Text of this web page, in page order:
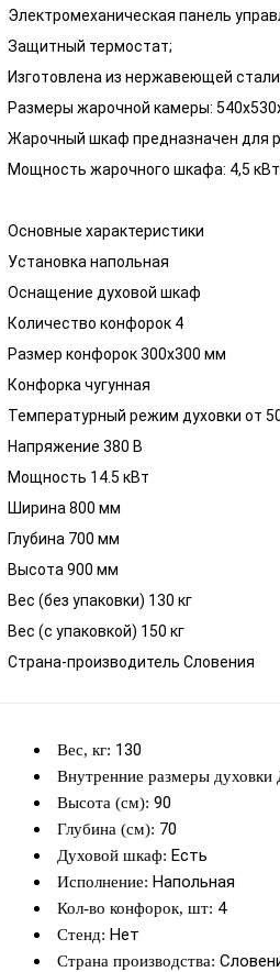
Электромеханическая панель
Защитный термостат;
Изготовлена из нержавеющей стали
Размеры жарочной камеры:
Жарочный шкаф предназначен для
Мощность жарочного шкафа: 4,5 кВт.
Основные характеристики
Установка напольная
Оснащение духовой шкаф
Количество конфорок 4
Размер конфорок 300х300 мм
Конфорка чугунная
Температурный режим духовки от
Напряжение 380 В
Мощность 14.5 кВт
Ширина 800 мм
Глубина 700 мм
Высота 900 мм
Вес (без упаковки) 130 кг
Вес (с упаковкой) 150 кг
Страна-производитель Словения
Вес, кг: 130
Внутренние размеры
Высота (см): 90
Глубина (см): 70
Духовой шкаф: Есть
Исполнение: Напольная
Кол-во конфорок, шт: 4
Стенд: Нет
Страна производства: